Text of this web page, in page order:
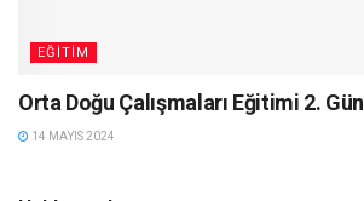
EĞITIM
Orta Doğu Çalışmaları Eğitimi 2. Gün
14 MAYIS 2024